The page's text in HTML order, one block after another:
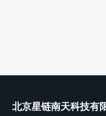
北京星链南天科技有